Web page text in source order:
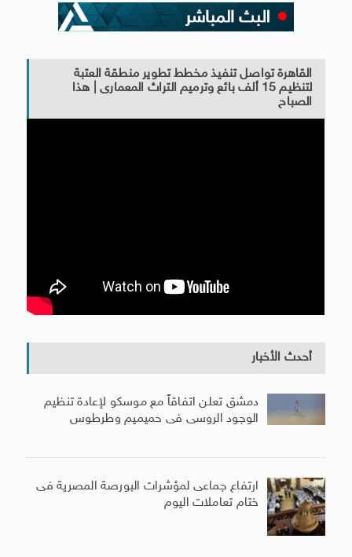
القاهرة تواصل تنفيذ مخطط تطوير منطقة العتبة
لتنظيم 15 ألف بائع وترميم التراث المعمارى | هذا
الصباح
أحدث الأخبار
دمشق تعلن اتفاقاً مع موسكو لإعادة تنظيم
الوجود الروسى فى حميميم وطرطوس
ارتفاع جماعى لمؤشرات البورصة المصرية فى
ختام تعاملات اليوم